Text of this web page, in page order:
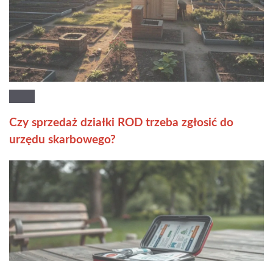
Czy sprzedaż działki ROD trzeba zgłosić do
urzędu skarbowego?